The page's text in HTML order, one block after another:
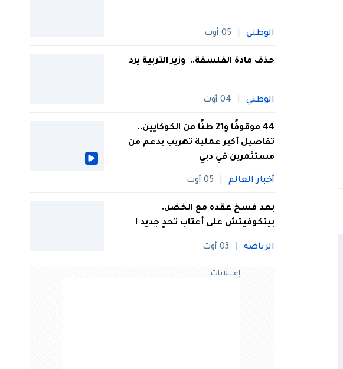
الوطني 05 أوت
حذف مادة الفلسفة.. وزير التربية يرد
الوطني 04 أوت
44 موقوفًا و21 طنًا من الكوكايين..
تفاصيل أكبر عملية تهريب بدعم من
مستثمرين في دبي
أخبار العالم 05 أوت
بعد فسخ عقده مع الخضر..
بيتكوفيتش على أعتاب تحدٍ جديد !
الرياضة 03 أوت
إعــــلانات